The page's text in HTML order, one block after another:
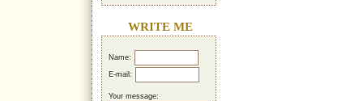
WRITE ME
Name:
E-mail:
Your message: